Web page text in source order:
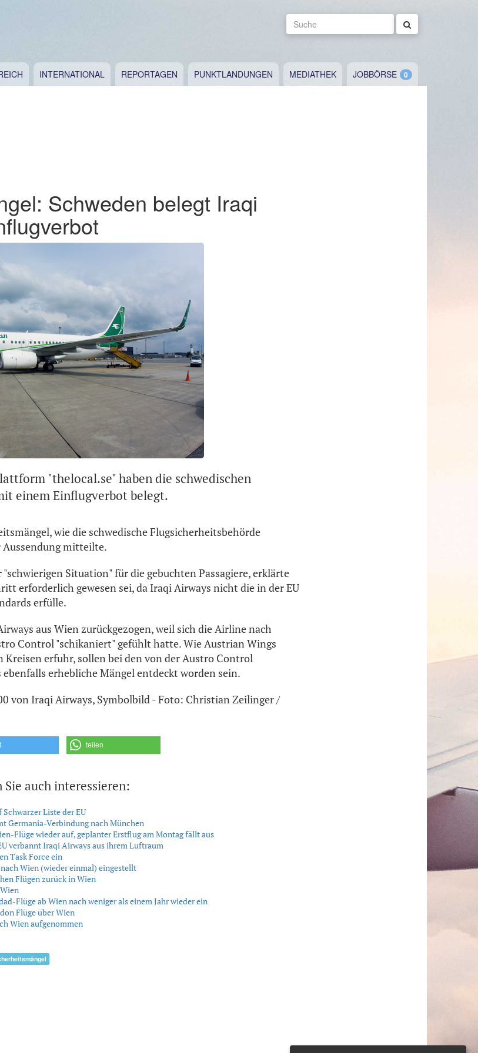
Suche
INTERNATIONAL REPORTAGEN PUNKTLANDUNGEN MEDIATHEK JOBBÖRSE
Schweden belegt Iraqi
"thelocal.se" haben die schwedischen
einem Einflugverbot belegt.
wie die schwedische Flugsicherheitsbehörde
mitteilte.
Situation" für die gebuchten Passagiere, erklärte
erforderlich gewesen sei, da Iraqi Airways nicht die in der EU
erfülle.
aus Wien zurückgezogen, weil sich die Airline nach
Control "schikaniert" gefühlt hatte. Wie Austrian Wings
erfuhr, sollen bei den von der Austro Control
erhebliche Mängel entdeckt worden sein.
von Iraqi Airways, Symbolbild - Foto: Christian Zeilinger /
teilen
auch interessieren:
Liste der EU
Germania-Verbindung nach München
Flüge wieder auf, geplanter Erstflug am Montag fällt aus
verbannt Iraqi Airways aus ihrem Luftraum
Task Force ein
Wien (wieder einmal) eingestellt
Flügen zurück in Wien
Flüge ab Wien nach weniger als einem Jahr wieder ein
Flüge über Wien
Wien aufgenommen